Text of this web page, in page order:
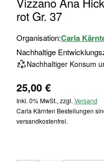
Anfang
der
springen
rot Gr. 37
Organisation:Carla
Nachhaltige
Nachhaltiger Konsum
25,00 €
Inkl. 0% MwSt., zzgl. Versand
Carla Kärnten Bestellungen
versandkostenfrei.